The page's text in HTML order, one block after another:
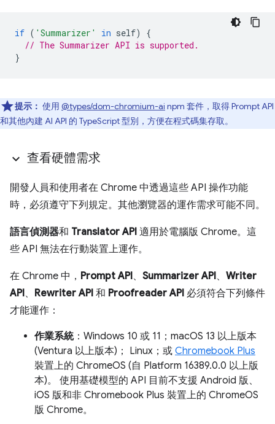
if ( 'Summarizer' in self)
{
// The Summarizer API is supported.
}
提示： 使用 @types/dom-chromium-ai npm 套件，取得 Prompt API
和其他內建 AI API 的 TypeScript 型別，方便在程式碼集存取。
查看硬體需求
開發人員和使用者在 Chrome 中透過這些 API 操作功能
時，必須遵守下列規定。其他瀏覽器的運作需求可能不同。
語言偵測器和 Translator API 適用於電腦版 Chrome。這
些 API 無法在行動裝置上運作。
在 Chrome 中， Prompt API、 Summarizer API、 Writer
API、 Rewriter API 和 Proofreader API 必須符合下列條件
才能運作：
作業系統：Windows 10 或 11；macOS 13 以上版本
(Ventura 以上版本)； Linux；或 Chromebook Plus
裝置上的 ChromeOS (自 Platform 16389.0.0 以上版
本)。 使用基礎模型的 API 目前不支援 Android 版、
iOS 版和非 Chromebook Plus 裝置上的 ChromeOS
版 Chrome。